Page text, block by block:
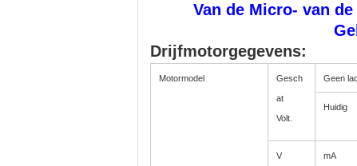
Van de Micro- van
Drijfmotorgegevens:
Motormodel Gesch
at
Volt.
Geen
Huidig
V mA